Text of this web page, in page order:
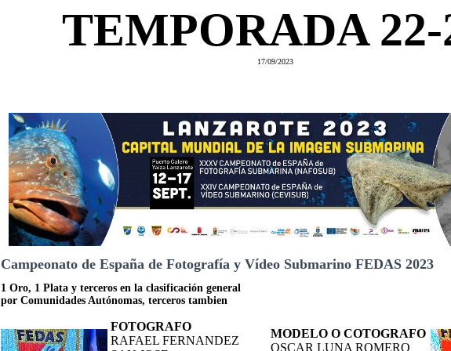
TEMPORADA 22-
17/09/2023
Campeonato de España de Fotografía y Vídeo Submarino FEDAS 2023
1 Oro, 1 Plata y terceros en la clasificación general
por Comunidades Autónomas, terceros tambien
FOTOGRAFO
RAFAEL FERNANDEZ
MODELO O COTOGRAFO
OSCAR LUNA ROMERO